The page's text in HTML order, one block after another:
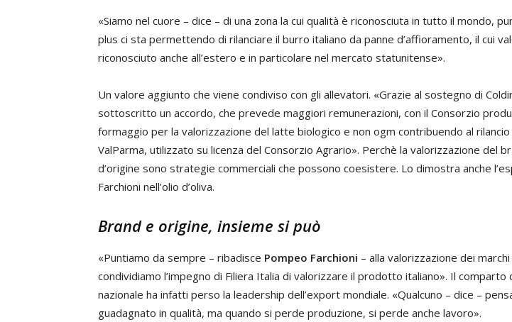
«Siamo nel cuore – dice – di una zona la cui qualità è riconosciuta in tutto il mondo,
plus ci sta permettendo di rilanciare il burro italiano da panne d’affioramento, il cui
riconosciuto anche all’estero e in particolare nel mercato statunitense».
Un valore aggiunto che viene condiviso con gli allevatori. «Grazie al sostegno di
sottoscritto un accordo, che prevede maggiori remunerazioni, con il Consorzio
formaggio per la valorizzazione del latte biologico e non ogm contribuendo al rilancio
ValParma, utilizzato su licenza del Consorzio Agrario». Perchè la valorizzazione del
d’origine sono strategie commerciali che possono coesistere. Lo dimostra anche
Farchioni nell’olio d’oliva.
Brand e origine, insieme si può
«Puntiamo da sempre – ribadisce Pompeo Farchioni – alla valorizzazione dei
condividiamo l’impegno di Filiera Italia di valorizzare il prodotto italiano». Il comparto
nazionale ha infatti perso la leadership dell’export mondiale. «Qualcuno – dice –
guadagnato in qualità, ma quando si perde produzione, si perde anche lavoro».